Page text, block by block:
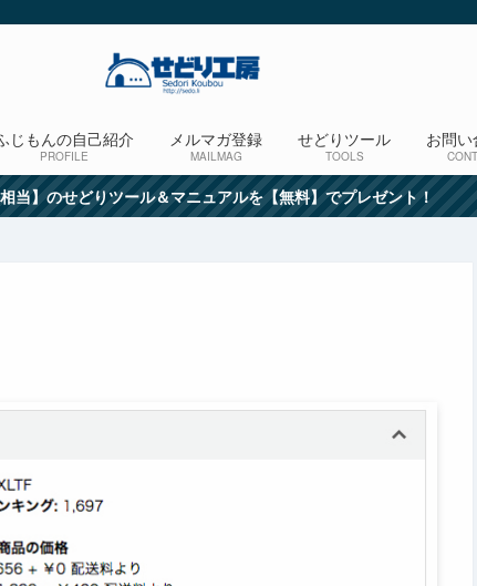
じもんの自己紹介
PROFILE
メルマガ登録
MAILMAG
せどりツール
TOOLS
お問
当】のせどりツール＆マニュアルを【無料】でプレゼント！